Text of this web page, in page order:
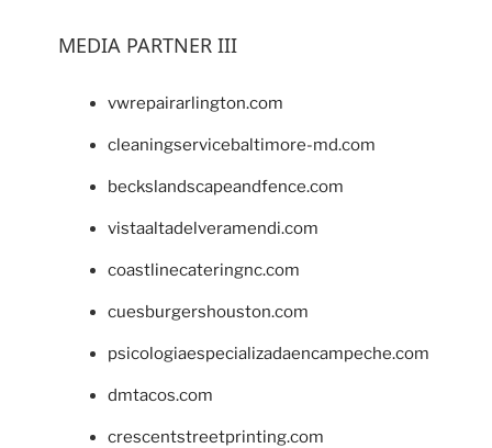
MEDIA PARTNER III
vwrepairarlington.com
cleaningservicebaltimore-md.com
beckslandscapeandfence.com
vistaaltadelveramendi.com
coastlinecateringnc.com
cuesburgershouston.com
psicologiaespecializadaencampeche.com
dmtacos.com
crescentstreetprinting.com